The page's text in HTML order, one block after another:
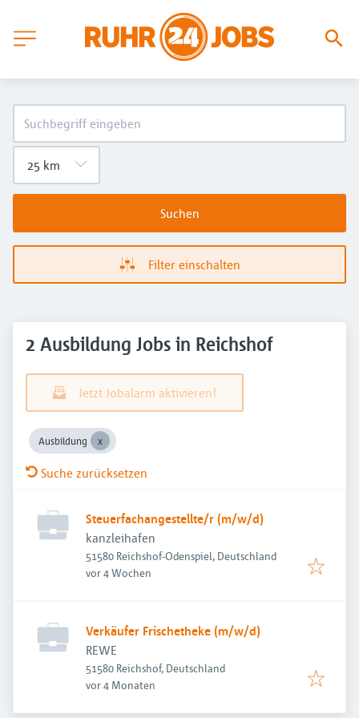
Suchen
Filter einschalten
2 Ausbildung Jobs in Reichshof
Jetzt Jobalarm aktivieren!
Ausbildung
Suche zurücksetzen
Steuerfachangestellte/r (m/w/d)
kanzleihafen
51580 Reichshof-Odenspiel, Deutschland
Veröffentlicht
vor 4 Wochen
Verkäufer Frischetheke (m/w/d)
REWE
51580 Reichshof, Deutschland
Veröffentlicht:
vor 4 Monaten